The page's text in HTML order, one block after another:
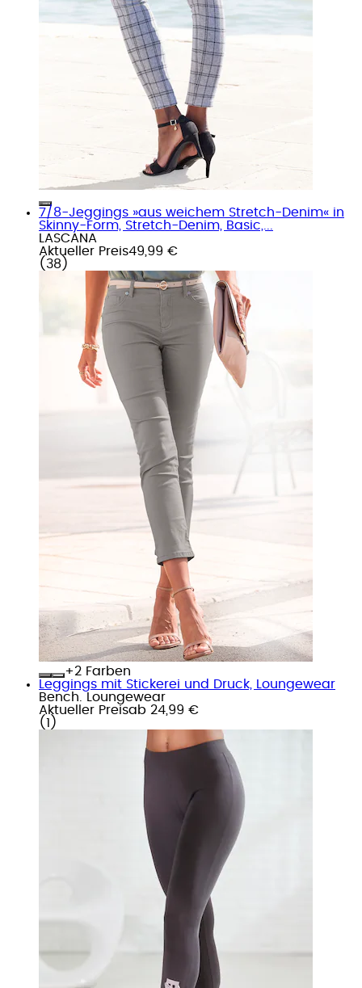
7/8-Jeggings »aus weichem Stretch-Denim« in
Skinny-Form, Stretch-Denim, Basic,...
LASCANA
Aktueller Preis49,99 €
( 38 )
+
Farben
Leggings mit Stickerei und Druck, Loungewear
Bench. Loungewear
Aktueller Preisab 24,99 €
( 1 )